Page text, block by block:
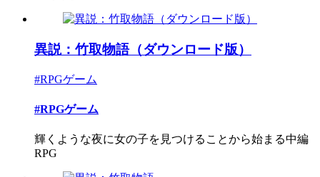
異説：竹取物語（ダウンロード版）
#RPGゲーム
#RPGゲーム
輝くような夜に女の子を見つけることから始まる中編
RPG